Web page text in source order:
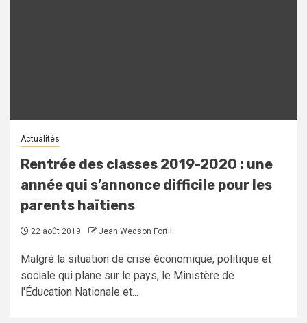
Actualités
Rentrée des classes 2019-2020 : une
année qui s’annonce difficile pour les
parents haïtiens
22 août 2019 Jean Wedson Fortil
Malgré la situation de crise économique, politique et
sociale qui plane sur le pays, le Ministère de
l'Éducation Nationale et...